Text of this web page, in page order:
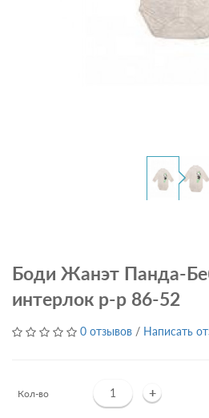
Боди Жанэт Панда-
интерлок р-р 86-52
0 отзывов / Написать
Кол-во +